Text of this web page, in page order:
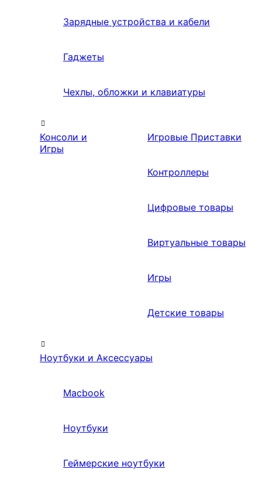
Зарядные устройства и кабели
Гаджеты
Чехлы, обложки и клавиатуры
Консоли и
Игры
Игровые Приставки
Контроллеры
Цифровые товары
Виртуальные товары
Игры
Детские товары
Ноутбуки и Аксессуары
Macbook
Ноутбуки
Геймерские ноутбуки